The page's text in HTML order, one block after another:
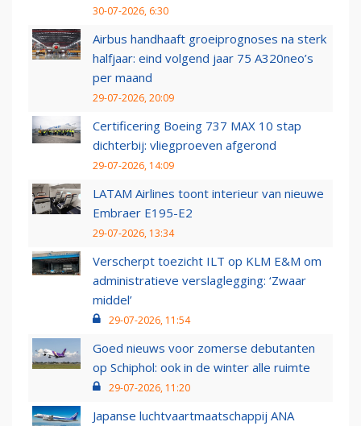
30-07-2026, 6:30
Airbus handhaaft groeiprognoses na sterk
halfjaar: eind volgend jaar 75 A320neo’s
per maand
29-07-2026, 20:09
Certificering Boeing 737 MAX 10 stap
dichterbij: vliegproeven afgerond
29-07-2026, 14:09
LATAM Airlines toont interieur van nieuwe
Embraer E195-E2
29-07-2026, 13:34
Verscherpt toezicht ILT op KLM E&M om
administratieve verslaglegging: ‘Zwaar
middel’
29-07-2026, 11:54
Goed nieuws voor zomerse debutanten
op Schiphol: ook in de winter alle ruimte
29-07-2026, 11:20
Japanse luchtvaartmaatschappij ANA